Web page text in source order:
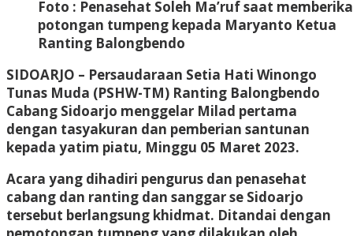
Foto : Penasehat Soleh Ma’ruf saat
potongan tumpeng kepada Maryanto Ketua
Ranting Balongbendo
SIDOARJO – Persaudaraan Setia Hati Winongo
Tunas Muda (PSHW-TM) Ranting Balongbendo
Cabang Sidoarjo menggelar Milad pertama
dengan tasyakuran dan pemberian santunan
kepada yatim piatu, Minggu 05 Maret 2023.
Acara yang dihadiri pengurus dan penasehat
cabang dan ranting dan sanggar se Sidoarjo
tersebut berlangsung khidmat. Ditandai dengan